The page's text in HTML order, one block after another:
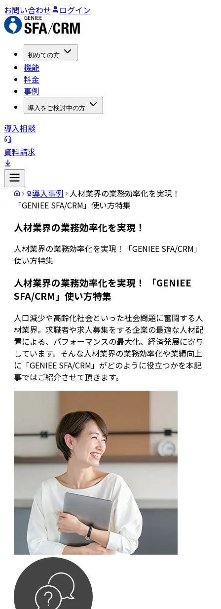
お問い合わせ ログイン
初めての方
機能
料金
事例
導入をご検討中の方
導入相談
資料請求
導入事例 人材業界の業務効率化を実現！
「GENIEE SFA/CRM」使い方特集
人材業界の業務効率化を実現！
人材業界の業務効率化を実現！「GENIEE SFA/CRM」
使い方特集
人材業界の業務効率化を実現！ 「GENIEE
SFA/CRM」使い方特集
人口減少や高齢化社会といった社会問題に奮闘する人
材業界。求職者や求人募集をする企業の最適な人材配
置による、パフォーマンスの最大化、経済発展に寄与
しています。そんな人材業界の業務効率化や業績向上
に「GENIEE SFA/CRM」がどのように役立つかを本記
事ではご紹介させて頂きます。